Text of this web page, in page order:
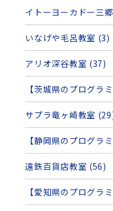
イトーヨーカドー三
いなげや毛呂教室 (3)
アリオ深谷教室 (37)
【茨城県のプログラ
サプラ竜ヶ崎教室
【静岡県のプログラ
遠鉄百貨店教室 (56)
【愛知県のプログラ